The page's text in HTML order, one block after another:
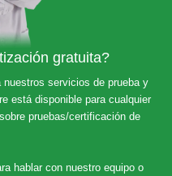
gratuita?
servicios de prueba y
está disponible para cualquier
pruebas/certificación de
hablar con nuestro equipo o